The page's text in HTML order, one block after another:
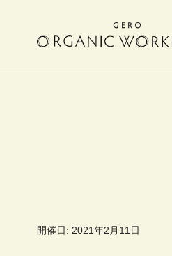
開催日: 2021年2月11日